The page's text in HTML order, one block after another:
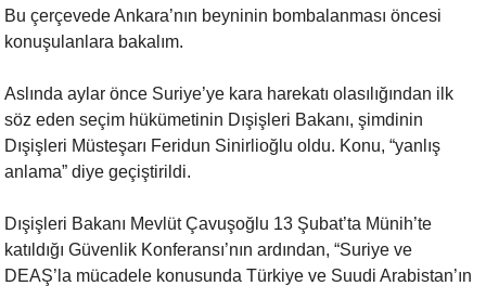
Bu çerçevede Ankara’nın beyninin bombalanması öncesi
konuşulanlara bakalım.
Aslında aylar önce Suriye’ye kara harekatı olasılığından ilk
söz eden seçim hükümetinin Dışişleri Bakanı, şimdinin
Dışişleri Müsteşarı Feridun Sinirlioğlu oldu. Konu, “yanlış
anlama” diye geçiştirildi.
Dışişleri Bakanı Mevlüt Çavuşoğlu 13 Şubat’ta Münih’te
katıldığı Güvenlik Konferansı’nın ardından, “Suriye ve
DEAŞ’la mücadele konusunda Türkiye ve Suudi Arabistan’ın